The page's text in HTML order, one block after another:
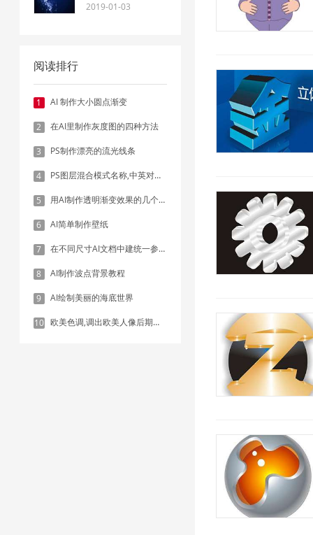
2019-01-03
阅读排行
1 AI 制作大小圆点渐变
2 在AI里制作灰度图的四种方法
3 PS制作漂亮的流光线条
4 PS图层混合模式名称,中英对照表
5 用AI制作透明渐变效果的几个方法
6 AI简单制作壁纸
7 在不同尺寸AI文档中建统一参考线 - 方法1：对齐和分布
8 AI制作波点背景教程
9 AI绘制美丽的海底世界
10 欧美色调,调出欧美人像后期色调实例